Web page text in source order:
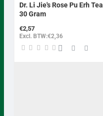
Dr. Li Jie's Rose Pu Erh Tea
30 Gram
€2,57
Excl. BTW:€2,36